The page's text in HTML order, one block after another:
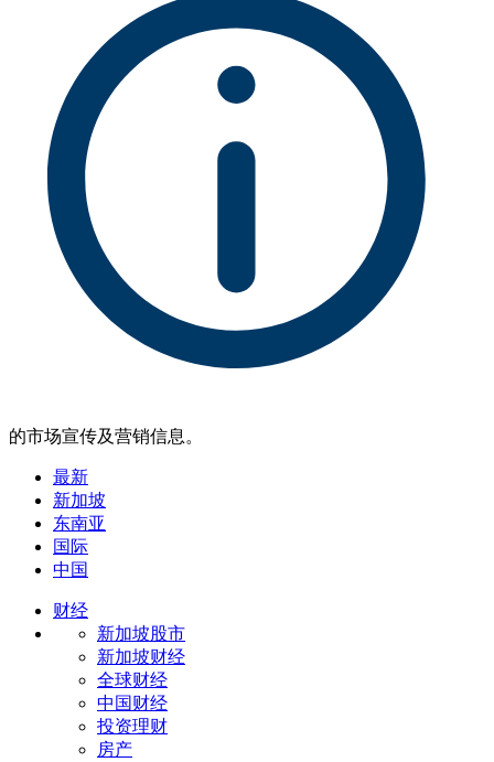
的市场宣传及营销信息。
最新
新加坡
东南亚
国际
中国
财经
新加坡股市
新加坡财经
全球财经
中国财经
投资理财
房产